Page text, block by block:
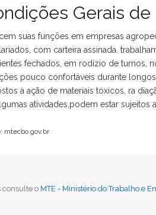
Gerais de
suas funções em empresas
com carteira assinada.
fechados, em rodízio de turnos,
pouco confortáveis durante
à ação de materiais tóxicos, ra
atividades,podem estar
mtecbo.gov.br
consulte o MTE - Ministério do Trabalho e